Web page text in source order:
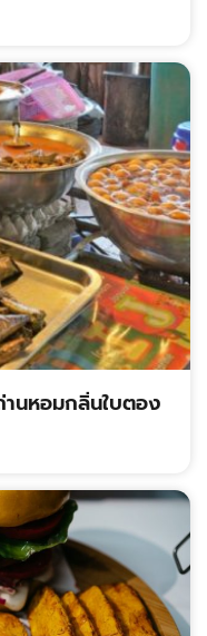
านหอมกลิ่นใบตอง